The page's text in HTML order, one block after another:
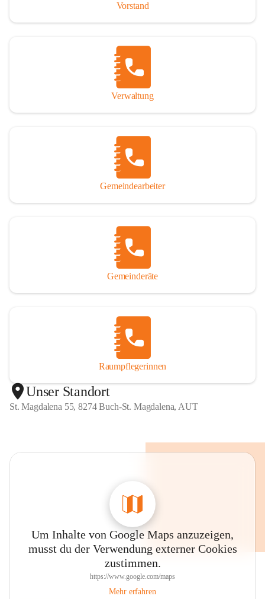
Vorstand
Verwaltung
Gemeindearbeiter
Gemeinderäte
Raumpflegerinnen
Unser Standort
St. Magdalena 55, 8274 Buch-St. Magdalena, AUT
Um Inhalte von Google Maps anzuzeigen,
musst du der Verwendung externer Cookies
zustimmen.
https://www.google.com/maps
Mehr erfahren